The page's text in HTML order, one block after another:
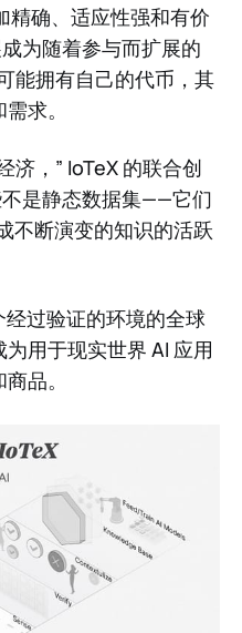
精确、适应性强和有价
为随着参与而扩展的
能拥有自己的代币，其
求。
济，” IoTeX 的联合创
不是静态数据集——它们
不断演变的知识的活跃
过验证的环境的全球
用于现实世界 AI 应用
品。